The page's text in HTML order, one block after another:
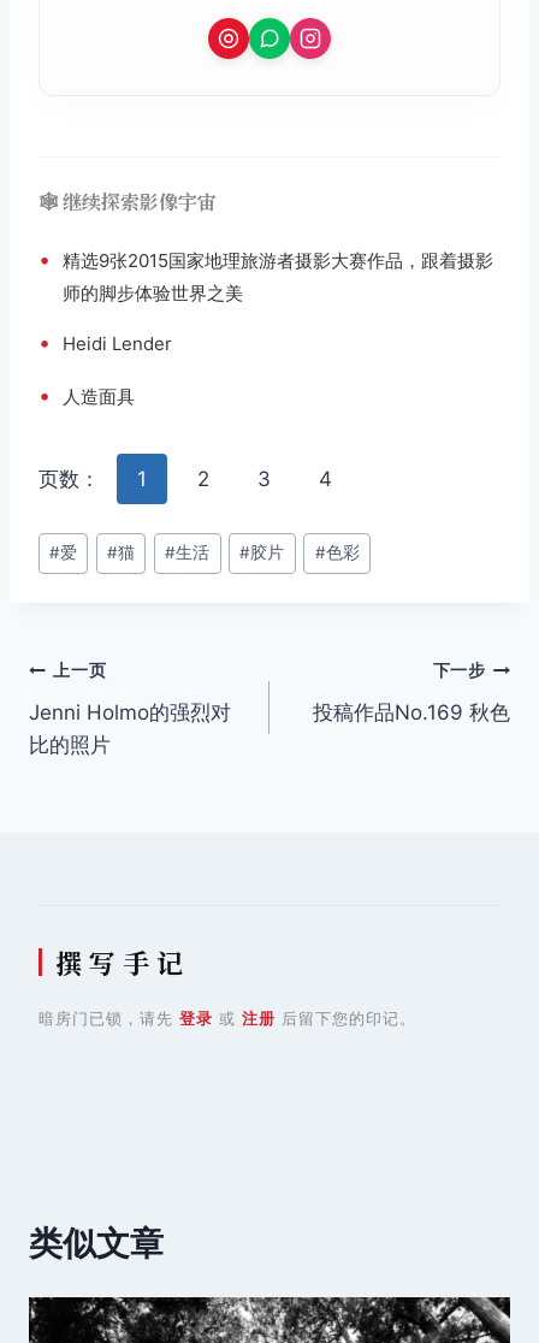
🕸️ 继续探索影像宇宙
•
精选9张2015国家地理旅游者摄影大赛作品，跟着摄影
师的脚步体验世界之美
• Heidi Lender
• 人造面具
页数： 1 2 3 4
文
章
#爱 #猫 #生活 #胶片 #色彩
文
章
上一页
Jenni Holmo的强烈对
比的照片
下一步
投稿作品No.169 秋色
撰 写 手 记
暗房门已锁，请先 登录 或 注册 后留下您的印记。
类似文章